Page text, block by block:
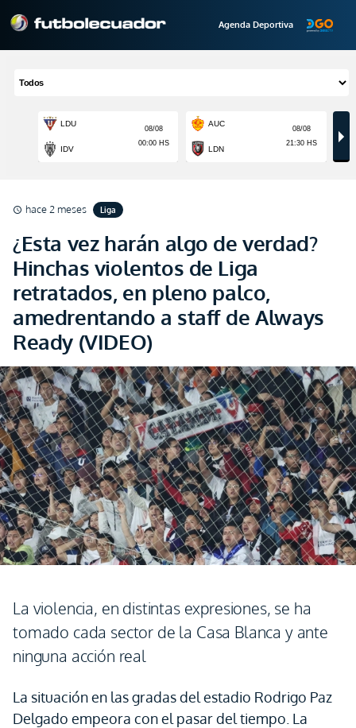
Agenda Deportiva
schedule hace 2 meses Liga
¿Esta vez harán algo de verdad?
Hinchas violentos de Liga
retratados, en pleno palco,
amedrentando a staff de Always
Ready (VIDEO)
La violencia, en distintas expresiones, se ha
tomado cada sector de la Casa Blanca y ante
ninguna acción real
La situación en las gradas del estadio Rodrigo Paz
Delgado empeora con el pasar del tiempo. La